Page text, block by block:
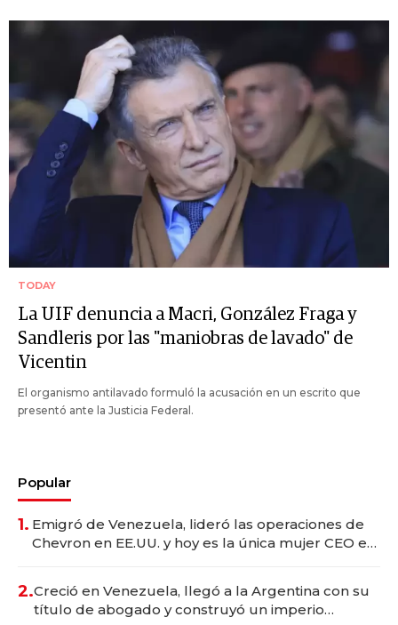
TODAY
La UIF denuncia a Macri, González Fraga y
Sandleris por las "maniobras de lavado" de
Vicentin
El organismo antilavado formuló la acusación en un escrito que
presentó ante la Justicia Federal.
Popular
1. Emigró de Venezuela, lideró las operaciones de
Chevron en EE.UU. y hoy es la única mujer CEO en
2.Creció en Venezuela, llegó a la Argentina con su
título de abogado y construyó un imperio